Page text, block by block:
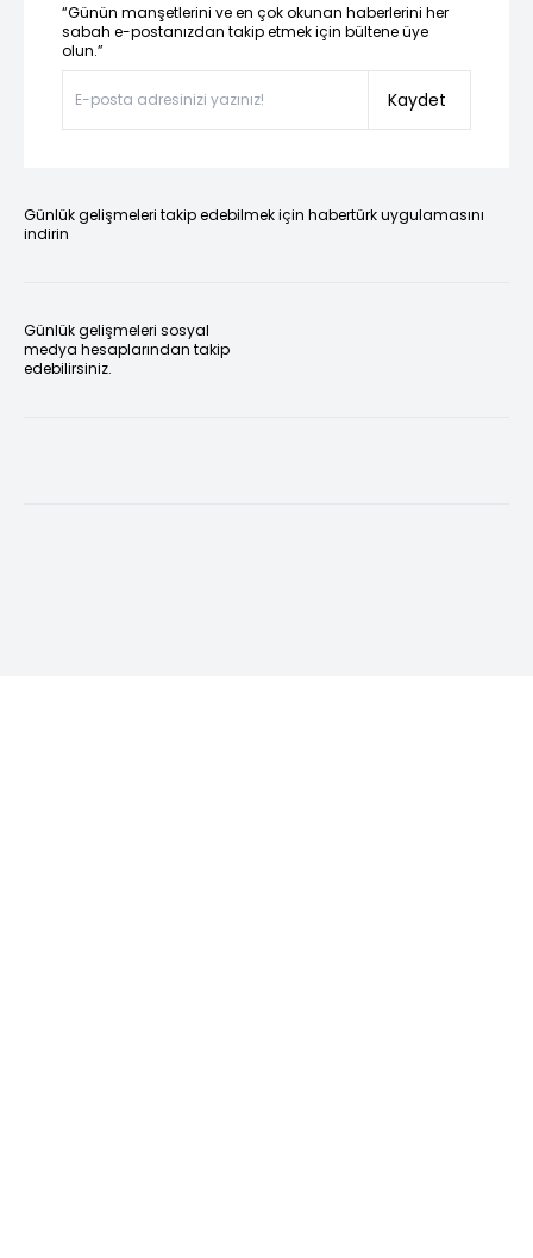
“Günün manşetlerini ve en çok okunan haberlerini her
sabah e-postanızdan takip etmek için bültene üye
olun.”
Kaydet
Günlük gelişmeleri takip edebilmek için habertürk uygulamasını
indirin
Günlük gelişmeleri sosyal
medya hesaplarından takip
edebilirsiniz.